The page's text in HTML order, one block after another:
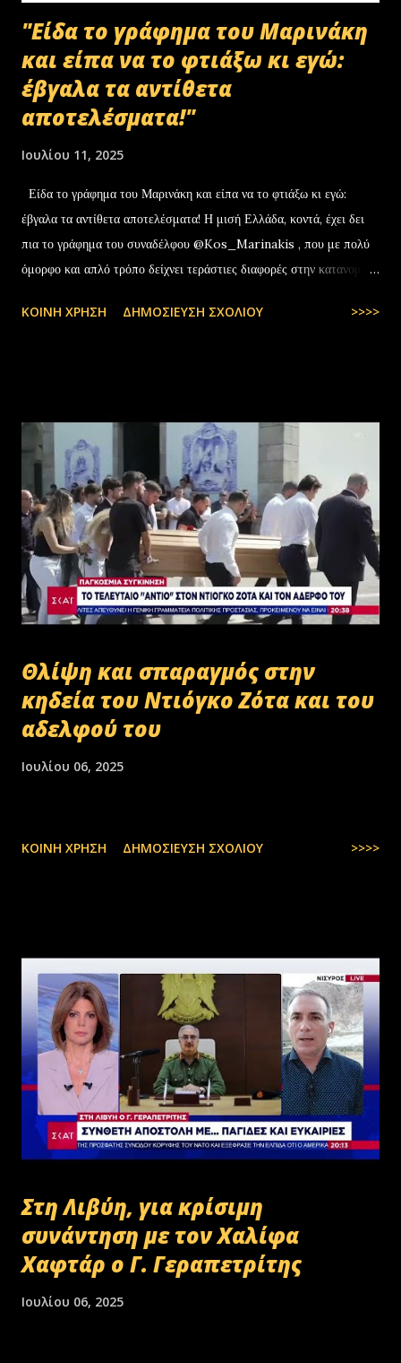
"Είδα το γράφημα του Μαρινάκη
και είπα να το φτιάξω κι εγώ:
έβγαλα τα αντίθετα
αποτελέσματα!"
Ιουλίου 11, 2025
Είδα το γράφημα του Μαρινάκη και είπα να το φτιάξω κι εγώ:
έβγαλα τα αντίθετα αποτελέσματα! Η μισή Ελλάδα, κοντά, έχει δει
πια το γράφημα του συναδέλφου @Kos_Marinakis , που με πολύ
όμορφο και απλό τρόπο δείχνει τεράστιες διαφορές στην κατανομή
— Stefanos Tyros (@StefanosTyros) July 11, 2025
ΚΟΙΝΉ ΧΡΉΣΗ ΔΗΜΟΣΊΕΥΣΗ ΣΧΟΛΊΟΥ >>>>
Θλίψη και σπαραγμός στην
κηδεία του Ντιόγκο Ζότα και του
αδελφού του
Ιουλίου 06, 2025
ΚΟΙΝΉ ΧΡΉΣΗ ΔΗΜΟΣΊΕΥΣΗ ΣΧΟΛΊΟΥ >>>>
Στη Λιβύη, για κρίσιμη
συνάντηση με τον Χαλίφα
Χαφτάρ ο Γ. Γεραπετρίτης
Ιουλίου 06, 2025